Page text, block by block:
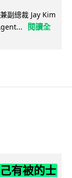
副總裁 Jay Kim
閱讀全
有被的士